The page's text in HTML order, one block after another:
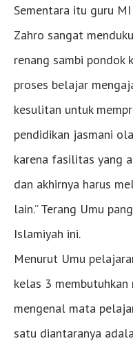
Sementara itu guru
Zahro sangat
renang sambi pondok
proses belajar
kesulitan untuk
pendidikan jasmani
karena fasilitas yang
dan akhirnya harus
lain.” Terang Umu
Islamiyah ini.
Menurut Umu
kelas 3
mengenal mata
satu diantaranya